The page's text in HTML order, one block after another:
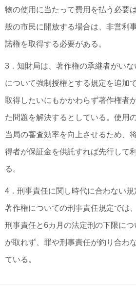
物の使用に当たって費用を払う必要
般の市民に開放する場合は、非営利
諾権を取得する必要がある。
3．知財局は、著作権の承継者がい
について強制授権とする規定を追加
取得したいにもかかわらず著作権者
た問題を解決するとしている。使用
当局の審査効率を向上させるため、
得者が保証金を供託すれば先行して
る。
4．刑事責任に関し時代に合わない規
著作権についての刑事責任規定では
刑事責任と6カ月の法定刑の下限に
が取れず、罪や刑事責任が釣り合わ
ている。